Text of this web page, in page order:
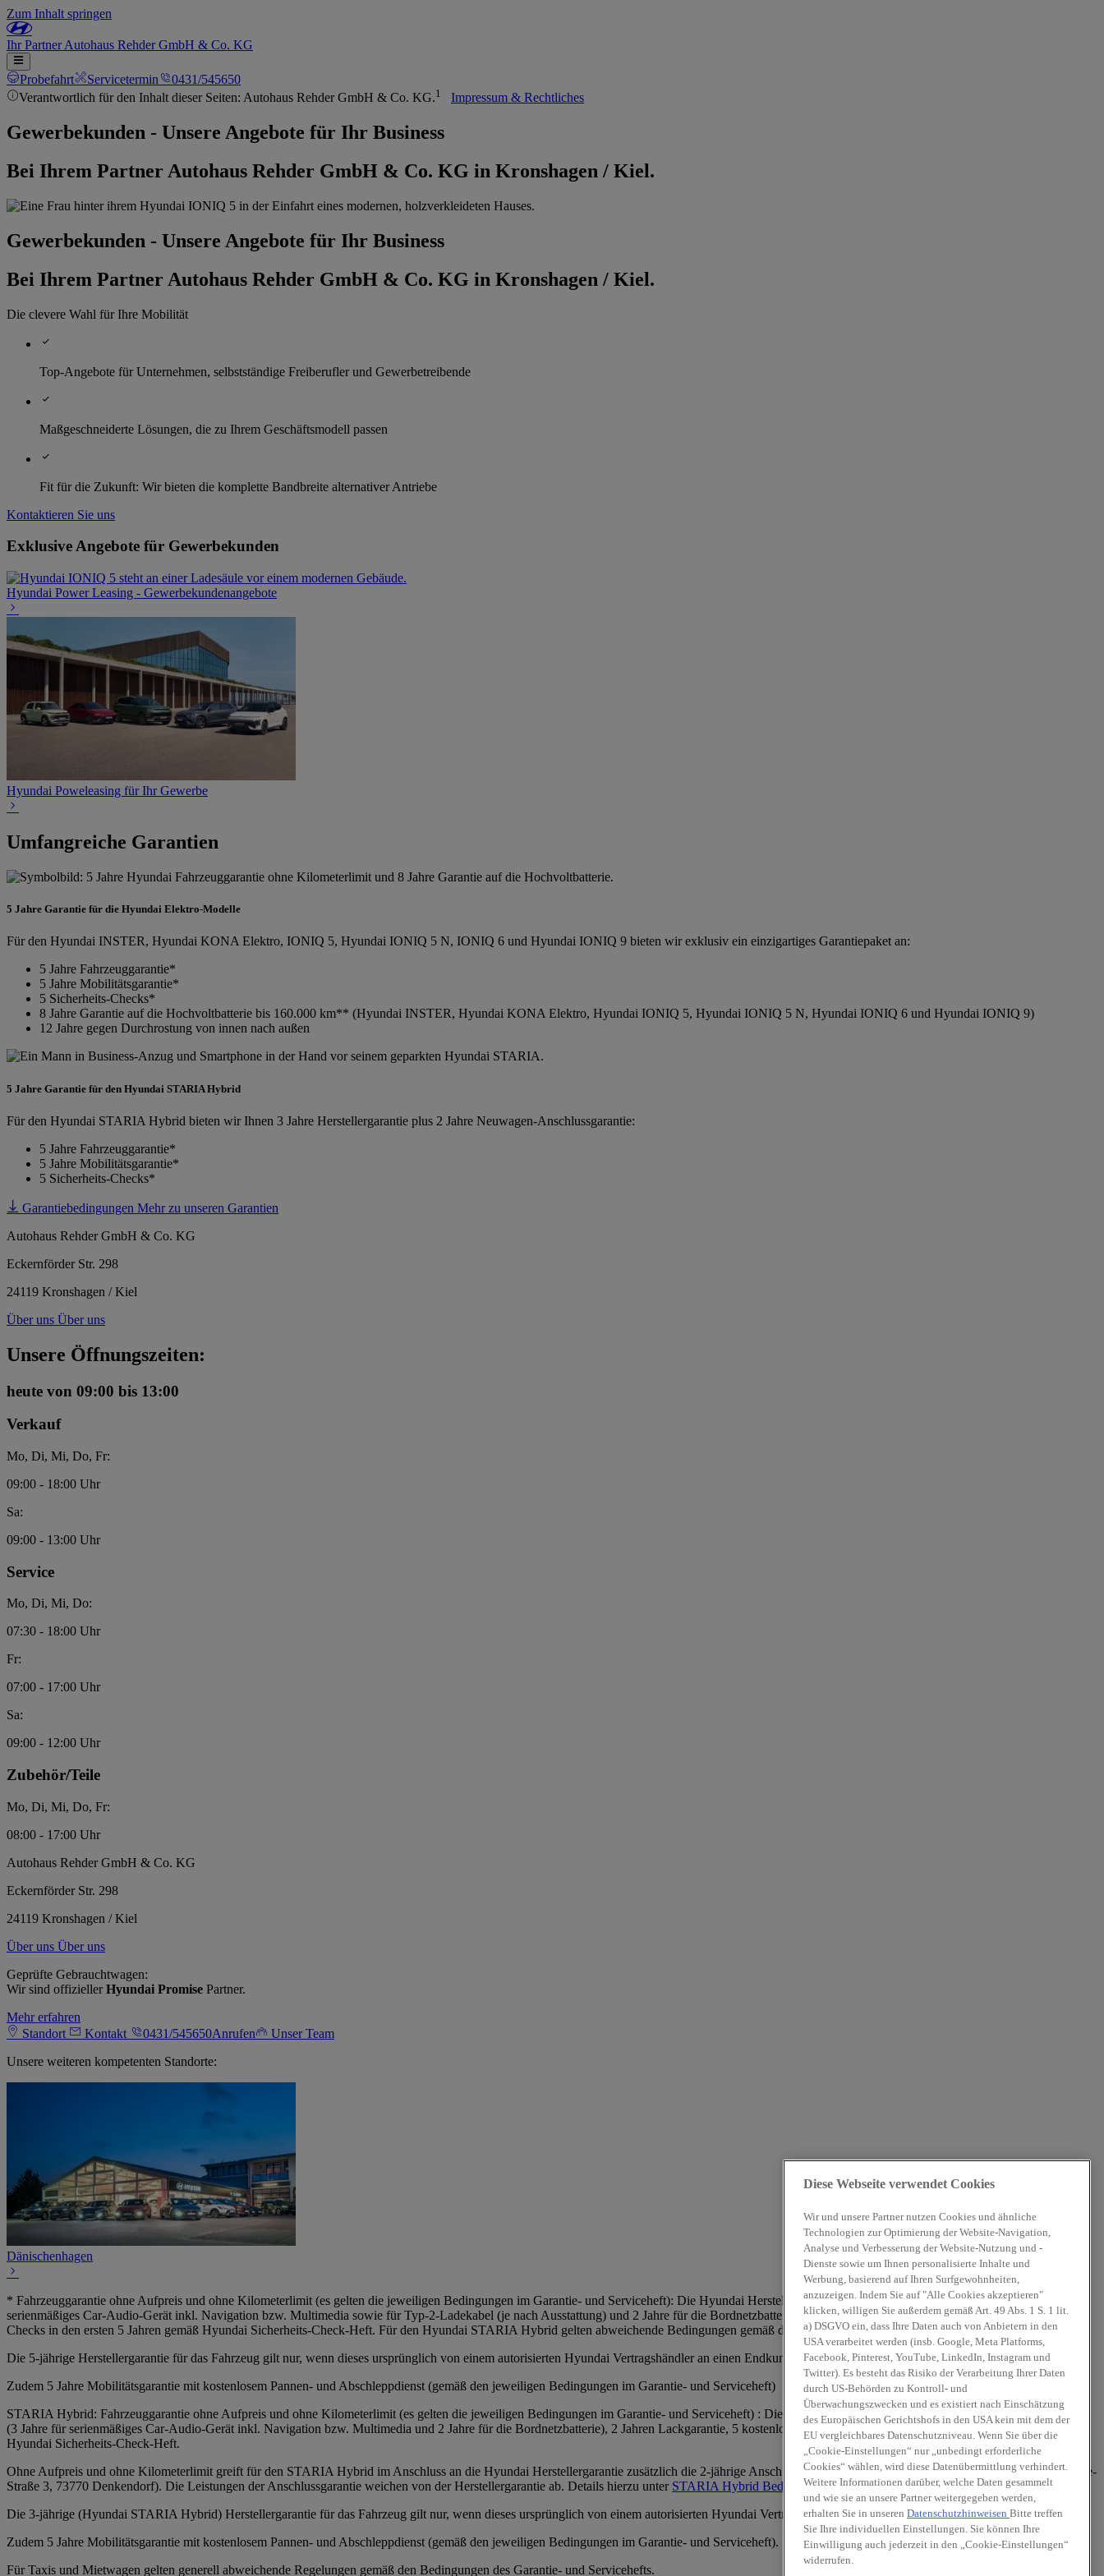
Zum Inhalt springen
IhrPartnerAutohaus Rehder GmbH & Co. KG
Probefahrt Servicetermin
0431/545650
Verantwortlich für den Inhalt dieser Seiten: Autohaus Rehder GmbH & Co. KG.1 Impressum & Rechtliches
Gewerbekunden - Unsere Angebote für Ihr Business
Bei Ihrem Partner Autohaus Rehder GmbH & Co. KG in Kronshagen / Kiel.
Gewerbekunden - Unsere Angebote für Ihr Business
Bei Ihrem Partner Autohaus Rehder GmbH & Co. KG in Kronshagen / Kiel.
Die clevere Wahl für Ihre Mobilität
Top-Angebote für Unternehmen, selbstständige Freiberufler und Gewerbetreibende
Maßgeschneiderte Lösungen, die zu Ihrem Geschäftsmodell passen
Fit für die Zukunft: Wir bieten die komplette Bandbreite alternativer Antriebe
Kontaktieren Sie uns
Exklusive Angebote für Gewerbekunden
Hyundai Power Leasing - Gewerbekundenangebote
Hyundai Poweleasing für Ihr Gewerbe
Umfangreiche Garantien
5 Jahre Garantie für die Hyundai Elektro-Modelle
Für den Hyundai INSTER, Hyundai KONA Elektro, IONIQ 5, Hyundai IONIQ 5 N, IONIQ 6 und Hyundai IONIQ 9 bieten wir exklusiv ein einzigartiges Garantiepaket an:
5 Jahre Fahrzeuggarantie*
5 Jahre Mobilitätsgarantie*
5 Sicherheits-Checks*
8 Jahre Garantie auf die Hochvoltbatterie bis 160.000 km** (Hyundai INSTER, Hyundai KONA Elektro, Hyundai IONIQ 5, Hyundai IONIQ 5 N, Hyundai IONIQ 6 und Hyundai IONIQ 9)
12 Jahre gegen Durchrostung von innen nach außen
5 Jahre Garantie für den Hyundai STARIA Hybrid
Für den Hyundai STARIA Hybrid bieten wir Ihnen 3 Jahre Herstellergarantie plus 2 Jahre Neuwagen-Anschlussgarantie:
5 Jahre Fahrzeuggarantie*
5 Jahre Mobilitätsgarantie*
5 Sicherheits-Checks*
Garantiebedingungen Mehr zu unseren Garantien
Autohaus Rehder GmbH & Co. KG
Eckernförder Str. 298
24119 Kronshagen / Kiel
Über uns Über uns
Unsere Öffnungszeiten:
heute von 09:00 bis 13:00
Verkauf
Mo, Di, Mi, Do, Fr:
09:00 - 18:00 Uhr
Sa:
09:00 - 13:00 Uhr
Service
Mo, Di, Mi, Do:
07:30 - 18:00 Uhr
Fr:
07:00 - 17:00 Uhr
Sa:
09:00 - 12:00 Uhr
Zubehör/Teile
Mo, Di, Mi, Do, Fr:
08:00 - 17:00 Uhr
Autohaus Rehder GmbH & Co. KG
Eckernförder Str. 298
24119 Kronshagen / Kiel
Über uns Über uns
Geprüfte Gebrauchtwagen:
Wir sind offiziellerHyundai Promise Partner.
Mehr erfahren
Standort
Kontakt 0431/545650Anrufen
Unser Team
Unsere weiteren kompetenten Standorte:
Dänischenhagen
* Fahrzeuggarantie ohne Aufpreis und ohne Kilometerlimit (es gelten die jeweiligen Bedingungen im Garantie- und Serviceheft): Die Hyundai Herstellergarantie mit 5 Jahren Fahrzeuggarantie (3 Jahre für
serienmäßiges Car-Audio-Gerät inkl. Navigation bzw. Multimedia sowie für Typ-2-Ladekabel (je nach Ausstattung) und 2 Jahre für die Bordnetzbatterie), 5 Jahren Lackgarantie, 5 kostenlosen Sicherheits-
Checks in den ersten 5 Jahren gemäß Hyundai Sicherheits-Check-Heft. Für den Hyundai STARIA Hybrid gelten abweichende Bedingungen gemäß dem Garantie- und Serviceheft.
Die 5-jährige Herstellergarantie für das Fahrzeug gilt nur, wenn dieses ursprünglich von einem autorisierten Hyundai Vertragshändler an einen Endkunden*** verkauft wurde.
Zudem 5 Jahre Mobilitätsgarantie mit kostenlosem Pannen- und Abschleppdienst (gemäß den jeweiligen Bedingungen im Garantie- und Serviceheft)
STARIA Hybrid: Fahrzeuggarantie ohne Aufpreis und ohne Kilometerlimit (es gelten die jeweiligen Bedingungen im Garantie- und Serviceheft) : Die Hyundai Herstellergarantie mit 3 Jahren Fahrzeuggarantie
(3 Jahre für serienmäßiges Car-Audio-Gerät inkl. Navigation bzw. Multimedia und 2 Jahre für die Bordnetzbatterie), 2 Jahren Lackgarantie, 5 kostenlosen Sicherheits-Checks in den ersten 5 Jahren gemäß
Hyundai Sicherheits-Check-Heft.
Ohne Aufpreis und ohne Kilometerlimit greift für den STARIA Hybrid im Anschluss an die Hyundai Herstellergarantie zusätzlich die 2-jährige Anschlussgarantie der Real Garant Versicherung AG (Marie-Curie-
Straße 3, 73770 Denkendorf). Die Leistungen der Anschlussgarantie weichen von der Herstellergarantie ab. Details hierzu unter STARIA Hybrid Bedingungen.
Die 3-jährige (Hyundai STARIA Hybrid) Herstellergarantie für das Fahrzeug gilt nur, wenn dieses ursprünglich von einem autorisierten Hyundai Vertragshändler an einen Endkunden*** verkauft wurde.
Zudem 5 Jahre Mobilitätsgarantie mit kostenlosem Pannen- und Abschleppdienst (gemäß den jeweiligen Bedingungen im Garantie- und Serviceheft).
Für Taxis und Mietwagen gelten generell abweichende Regelungen gemäß den Bedingungen des Garantie- und Servicehefts.
Diese Webseite verwendet Cookies
Wir und unsere Partner nutzen Cookies und ähnliche
Technologien zur Optimierung der Website-Navigation,
Analyse und Verbesserung der Website-Nutzung und -
Dienste sowie um Ihnen personalisierte Inhalte und
Werbung, basierend auf Ihren Surfgewohnheiten,
anzuzeigen. Indem Sie auf "Alle Cookies akzeptieren"
klicken, willigen Sie außerdem gemäß Art. 49 Abs. 1 S. 1 lit.
a) DSGVO ein, dass Ihre Daten auch von Anbietern in den
USA verarbeitet werden (insb. Google, Meta Platforms,
Facebook, Pinterest, YouTube, LinkedIn, Instagram und
Twitter). Es besteht das Risiko der Verarbeitung Ihrer Daten
durch US-Behörden zu Kontroll- und
Überwachungszwecken und es existiert nach Einschätzung
des Europäischen Gerichtshofs in den USA kein mit dem der
EU vergleichbares Datenschutzniveau. Wenn Sie über die
„Cookie-Einstellungen“ nur „unbedingt erforderliche
Cookies“ wählen, wird diese Datenübermittlung verhindert.
Weitere Informationen darüber, welche Daten gesammelt
und wie sie an unsere Partner weitergegeben werden,
erhalten Sie in unseren Datenschutzhinweisen Bitte treffen
Sie Ihre individuellen Einstellungen. Sie können Ihre
Einwilligung auch jederzeit in den „Cookie-Einstellungen“
widerrufen.